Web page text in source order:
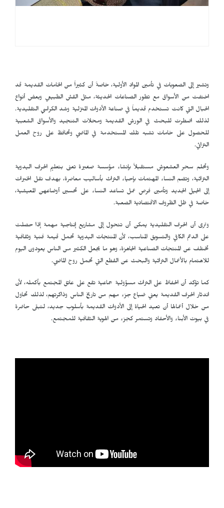
وتشير إلى الصعوبات في تأمين المواد الأولية، خاصةً أن كثيراً من الخامات القديمة قد
اختفت من الأسواق مع تطور الصناعات الحديثة، مثل القش الطبيعي وبعض أنواع
الحبال التي كانت تستخدم قديماً في صناعة الأدوات المنزلية وشد الكراسي التقليدية.
لذلك اضطرت للبحث في الورش القديمة ومحلات التنجيد والأسواق الشعبية
للحصول على خامات تشبه تلك المستخدمة في الماضي وتحافظ على روح العمل
التراثي.
وتحلم سحر العشعوش مستقبلاً بإنشاء مؤسسة صغيرة تعنى بتعليم الحرف اليدوية
التراثية، وتضم النساء المهتمات بإحياء التراث بأساليب معاصرة، بهدف نقل الخبرات
إلى الجيل الجديد وتأمين فرص عمل تساعد النساء على تحسين أوضاعهن المعيشية،
خاصة في ظل الظروف الاقتصادية الصعبة.
وترى أن الحرف التقليدية يمكن أن تتحول إلى مشاريع إنتاجية مهمة إذا حصلت
على الدعم الكافي والتسويق المناسب، لأن المنتجات اليدوية تحمل قيمة فنية وثقافية
تختلف عن المنتجات الصناعية الجاهزة، وهو ما يجعل الكثير من الناس يعودون اليوم
للاهتمام بالأعمال التراثية والبحث عن القطع التي تحمل روح الماضي.
كما تؤكد أن الحفاظ على التراث مسؤولية جماعية تقع على عاتق المجتمع بأكمله، لأن
اندثار الحرف القديمة يعني ضياع جزء مهم من تاريخ الناس وذاكرتهم، لذلك تحاول
من خلال أعمالها أن تعيد الحياة إلى الأدوات القديمة بأسلوب جديد، لتبقى حاضرة
في بيوت الأبناء والأحفاد وتستمر كجزء من الهوية الثقافية للمجتمع.